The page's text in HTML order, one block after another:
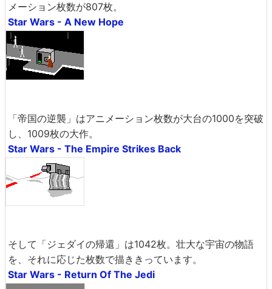
メーション枚数が807枚。
Star Wars - A New Hope
「帝国の逆襲」はアニメーション枚数が大台の1000を突破
し、1009枚の大作。
Star Wars - The Empire Strikes Back
そして「ジェダイの帰還」は1042枚。壮大な宇宙の物語
を、それに応じた枚数で描ききっています。
Star Wars - Return Of The Jedi